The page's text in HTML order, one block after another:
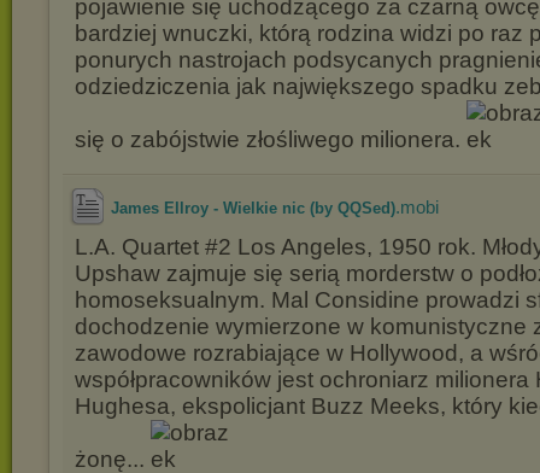
pojawienie się uchodzącego za czarną
bardziej wnuczki, którą rodzina widzi po raz
ponurych nastrojach podsycanych
odziedziczenia jak największego spadku
się o zabójstwie złośliwego milionera.
James Ellroy - Wielkie nic (by QQSed).mobi
L.A. Quartet #2 Los Angeles, 1950 rok.
Upshaw zajmuje się serią morderstw o
homoseksualnym. Mal Considine prowadzi
dochodzenie wymierzone w komunistyczne
zawodowe rozrabiające w Hollywood, a
współpracowników jest ochroniarz milionera
Hughesa, ekspolicjant Buzz Meeks, który
żonę...